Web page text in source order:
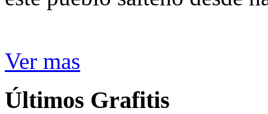
Ver mas
Últimos Grafitis